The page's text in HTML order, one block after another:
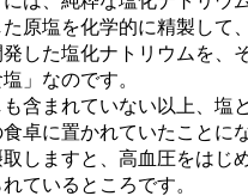
塩を化学的に精製して
た塩化ナトリウムを、
なのです。
まれていない以上、塩
に置かれていたことに
ますと、高血圧をはじ
いるところです。